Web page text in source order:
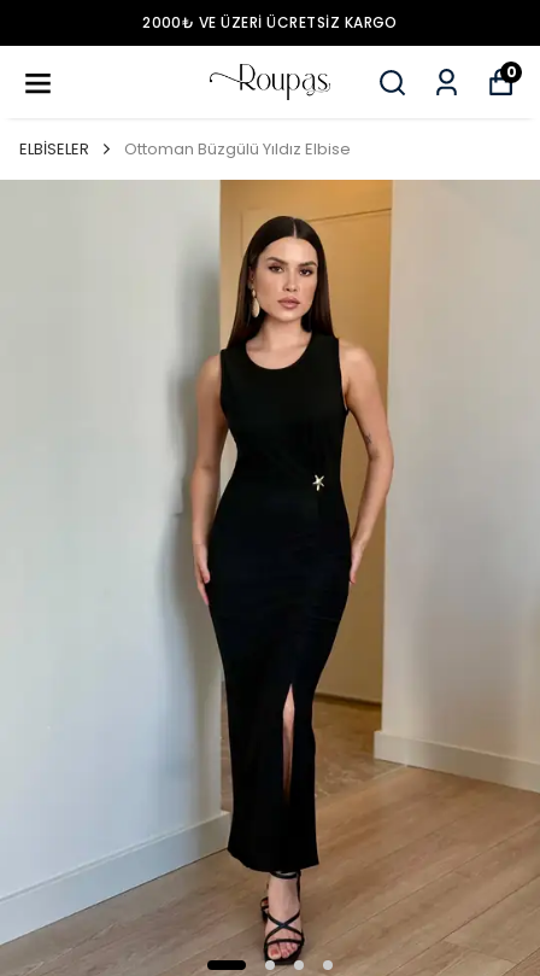
2000₺ VE ÜZERİ ÜCRETSİZ KARGO
0
ELBİSELER Ottoman Büzgülü Yıldız Elbise